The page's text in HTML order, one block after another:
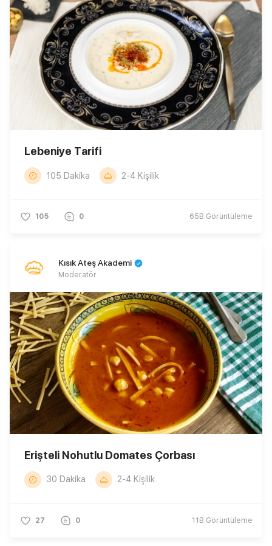
Lebeniye Tarifi
105 Dakika 2-4 Kişilik
105 0 65B Görüntüleme
Kısık Ateş Akademi
Moderatör
Erişteli Nohutlu Domates Çorbası
30 Dakika 2-4 Kişilik
27 0 11B Görüntüleme